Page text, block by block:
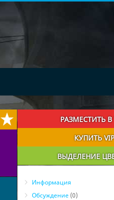
РАЗМЕСТИТЬ
КУПИТЬ VIP
ВЫДЕЛЕНИЕ
Информация
Обсуждение(0)